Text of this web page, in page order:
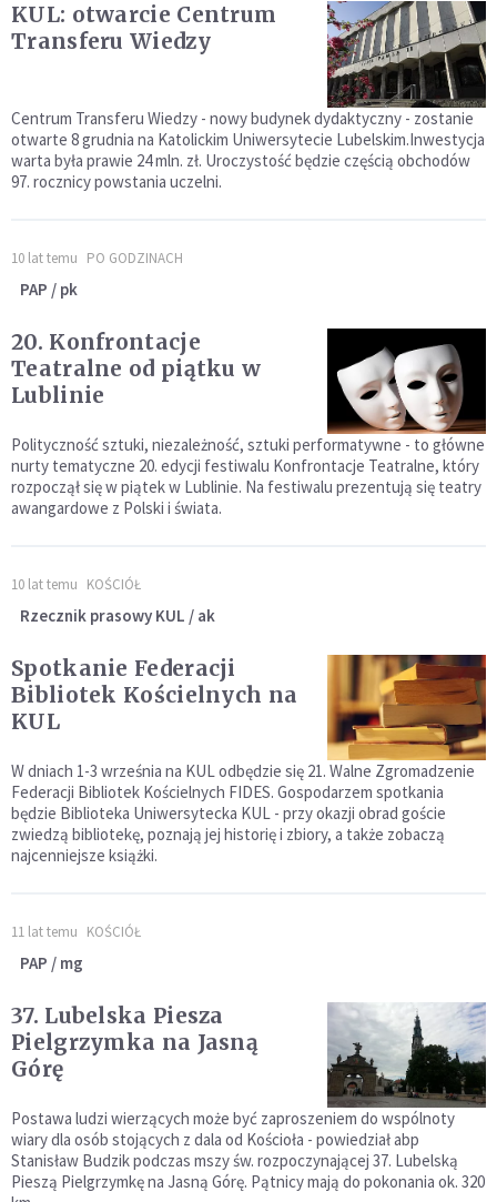
KUL: otwarcie Centrum
Transferu Wiedzy
Centrum Transferu Wiedzy - nowy budynek dydaktyczny - zostanie
otwarte 8 grudnia na Katolickim Uniwersytecie Lubelskim.Inwestycja
warta była prawie 24 mln. zł. Uroczystość będzie częścią obchodów
97. rocznicy powstania uczelni.
10 lat temu PO GODZINACH
PAP / pk
20. Konfrontacje
Teatralne od piątku w
Lublinie
Polityczność sztuki, niezależność, sztuki performatywne - to główne
nurty tematyczne 20. edycji festiwalu Konfrontacje Teatralne, który
rozpoczął się w piątek w Lublinie. Na festiwalu prezentują się teatry
awangardowe z Polski i świata.
10 lat temu KOŚCIÓŁ
Rzecznik prasowy KUL / ak
Spotkanie Federacji
Bibliotek Kościelnych na
KUL
W dniach 1-3 września na KUL odbędzie się 21. Walne Zgromadzenie
Federacji Bibliotek Kościelnych FIDES. Gospodarzem spotkania
będzie Biblioteka Uniwersytecka KUL - przy okazji obrad goście
zwiedzą bibliotekę, poznają jej historię i zbiory, a także zobaczą
najcenniejsze książki.
11 lat temu KOŚCIÓŁ
PAP / mg
37. Lubelska Piesza
Pielgrzymka na Jasną
Górę
Postawa ludzi wierzących może być zaproszeniem do wspólnoty
wiary dla osób stojących z dala od Kościoła - powiedział abp
Stanisław Budzik podczas mszy św. rozpoczynającej 37. Lubelską
Pieszą Pielgrzymkę na Jasną Górę. Pątnicy mają do pokonania ok. 320